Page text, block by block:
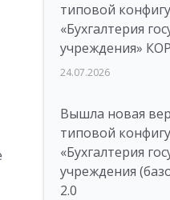
типовой
«Бухгалтерия
учреждения»
24.07.2026
Вышла новая
типовой
«Бухгалтерия
учреждения
2.0